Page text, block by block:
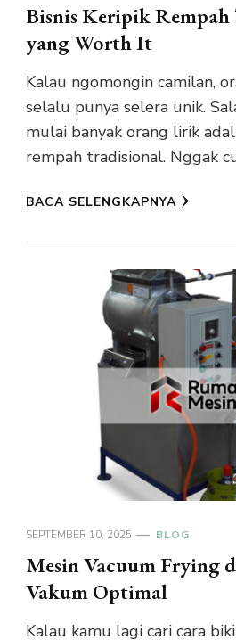
Bisnis Keripik
yang Worth It
Kalau ngomongin camilan,
selalu punya selera unik.
mulai banyak orang lirik
rempah tradisional. Nggak
BACA SELENGKAPNYA
SEPTEMBER 10, 2025 BLOG
Mesin Vacuum Frying
Vakum Optimal
Kalau kamu lagi cari cara